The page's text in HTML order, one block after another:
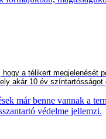
hogy a télikert megjelenését
akár 10 év színtartósságot
már benne vannak a
védelme jellemzi.